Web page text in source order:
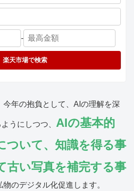
-
楽天市場で検索
今年の抱負として、AIの理解を深
うにしつつ、 AIの基本的
ついて、知識を得る事
古い写真を補完する事
のデジタル化促進します。